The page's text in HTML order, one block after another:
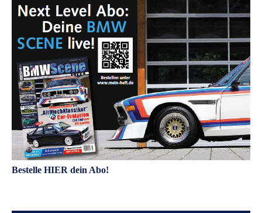
Bestelle HIER dein Abo!